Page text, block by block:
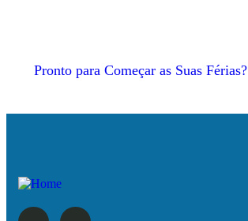
Pronto para Começar as Suas Férias?